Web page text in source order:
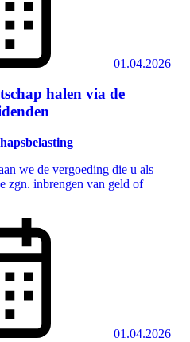
01.04.2026
halen via de
we de vergoeding die u als
zgn. inbrengen van geld of
01.04.2026